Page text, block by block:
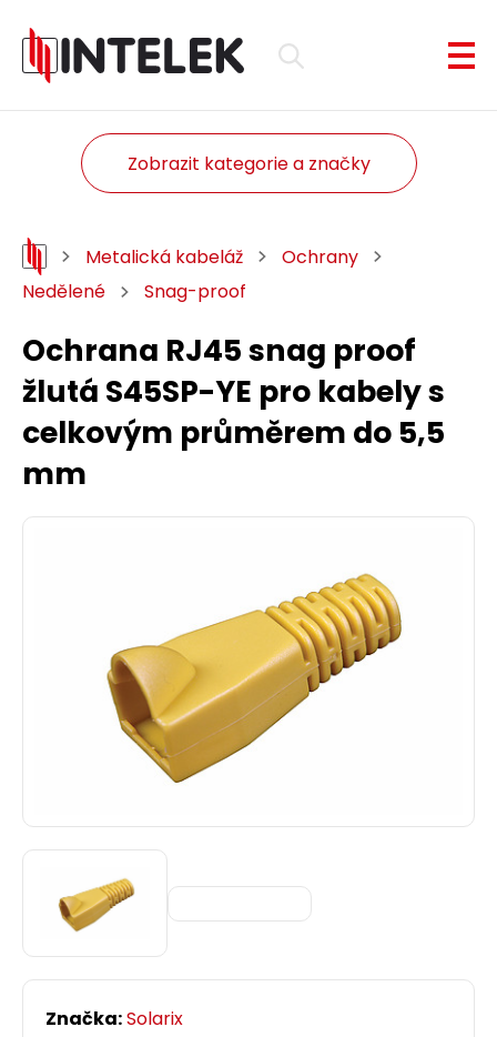
Zobrazit kategorie a značky
Metalická kabeláž
Ochrany
Nedělené
Snag-proof
Ochrana RJ45 snag proof
žlutá S45SP-YE pro kabely s
celkovým průměrem do 5,5
mm
Značka:Solarix